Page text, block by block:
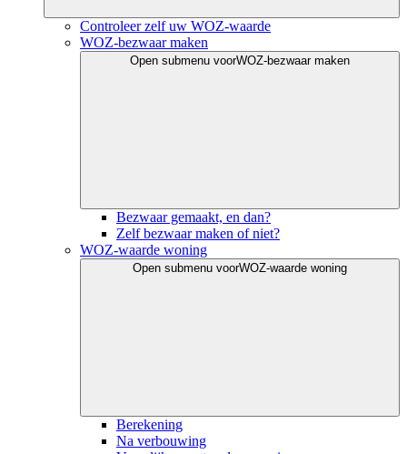
Controleer zelf uw WOZ-waarde
WOZ-bezwaar maken
Open submenu voorWOZ-bezwaar maken
Bezwaar gemaakt, en dan?
Zelf bezwaar maken of niet?
WOZ-waarde woning
Open submenu voorWOZ-waarde woning
Berekening
Na verbouwing